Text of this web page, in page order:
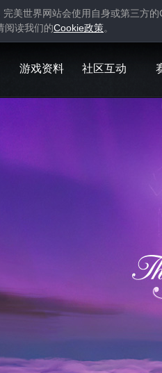
美世界网站会使用自身或第三方的
阅读我们的Cookie政策。
游戏资料 社区互动